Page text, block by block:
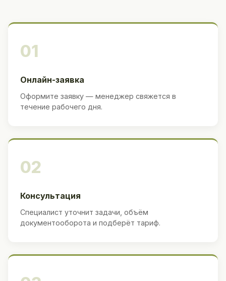
01
Онлайн-заявка
Оформите заявку — менеджер свяжется в
течение рабочего дня.
02
Консультация
Специалист уточнит задачи, объём
документооборота и подберёт тариф.